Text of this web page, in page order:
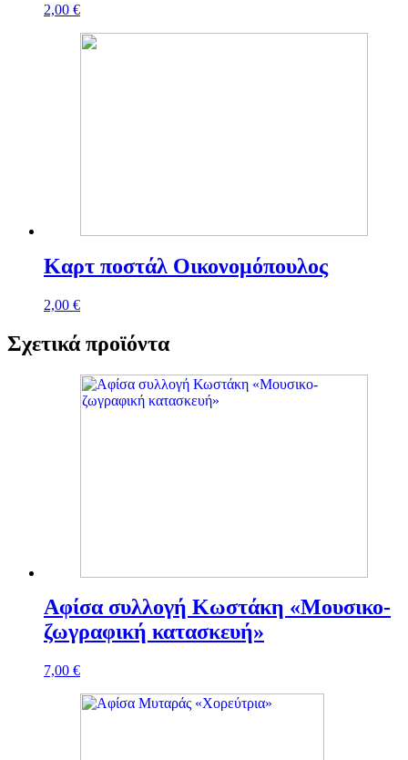
2,00 €
Καρτ ποστάλ Οικονομόπουλος
2,00 €
Σχετικά προϊόντα
Αφίσα συλλογή Κωστάκη «Μουσικο-
ζωγραφική κατασκευή»
7,00 €